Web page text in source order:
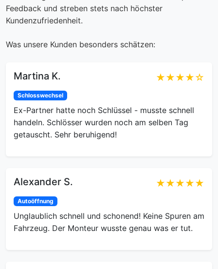
Feedback und streben stets nach höchster
Kundenzufriedenheit.
Was unsere Kunden besonders schätzen:
Martina K. ★★★★☆
Schlosswechsel
Ex-Partner hatte noch Schlüssel - musste schnell
handeln. Schlösser wurden noch am selben Tag
getauscht. Sehr beruhigend!
Alexander S. ★★★★★
Autoöffnung
Unglaublich schnell und schonend! Keine Spuren am
Fahrzeug. Der Monteur wusste genau was er tut.